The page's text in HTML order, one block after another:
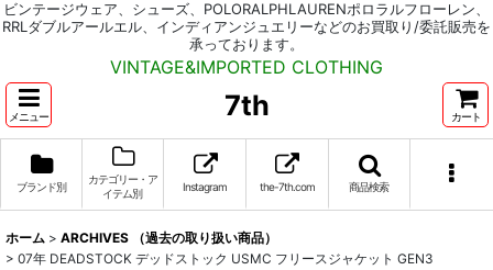
ビンテージウェア、シューズ、POLORALPHLAURENポロラルフローレン、
RRLダブルアールエル、インディアンジュエリーなどのお買取り/委託販売を
承っております。
VINTAGE&IMPORTED CLOTHING
メニュー 7th カート
ブランド別
カテゴリー・ア
イテム別
Instagram the-7th.com 商品検索
ホーム > ARCHIVES （過去の取り扱い商品）
> 07年 DEADSTOCK デッドストック USMC フリースジャケット GEN3